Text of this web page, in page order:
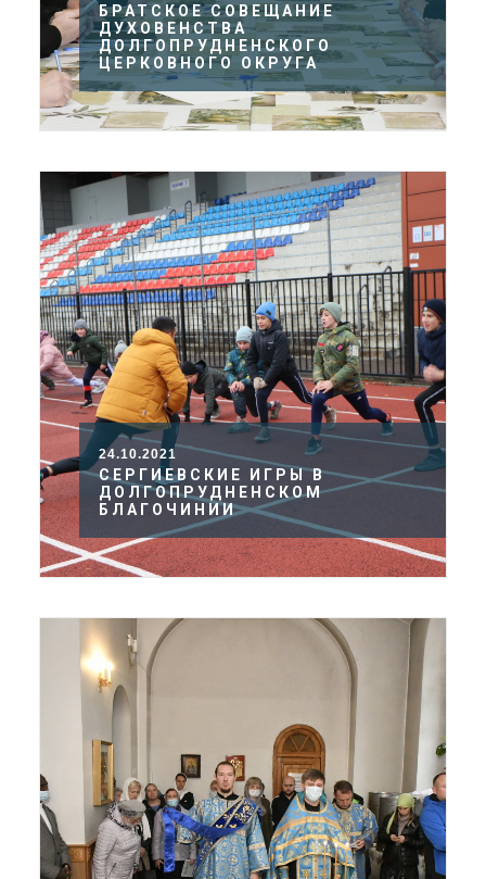
БРАТСКОЕ СОВЕЩАНИЕ
ДУХОВЕНСТВА
ДОЛГОПРУДНЕНСКОГО
ЦЕРКОВНОГО ОКРУГА
24.10.2021
СЕРГИЕВСКИЕ ИГРЫ В
ДОЛГОПРУДНЕНСКОМ
БЛАГОЧИНИИ